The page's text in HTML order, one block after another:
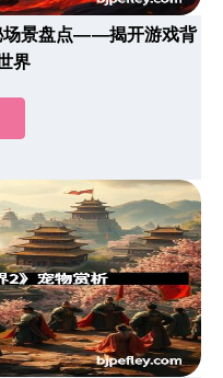
场景盘点——揭开游戏背
界